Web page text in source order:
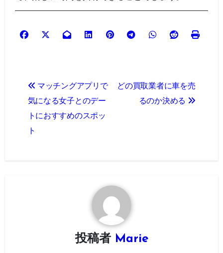
稿
ナ
ビ
マッチングアプリで
気になる女子とのデー
トにおすすめのスポッ
ト
どの買取業者に車を売
るのか決める
投稿者 Marie